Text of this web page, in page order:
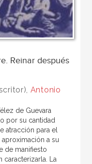
Reinar después
Antonio
de Guevara
por su cantidad
atracción para el
a su
de manifiesto
La